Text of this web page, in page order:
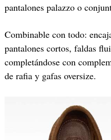
pantalones palazzo o
Combinable con todo:
pantalones cortos, faldas
completándose con
de rafia y gafas oversize.